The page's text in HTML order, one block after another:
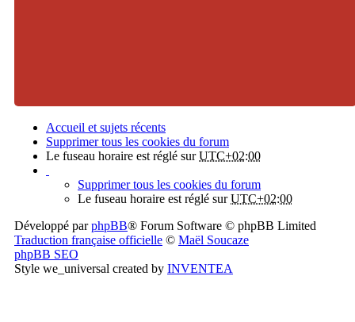
Accueil et sujets récents
Supprimer tous les cookies du forum
Le fuseau horaire est réglé surUTC+02:00
Supprimer tous les cookies du forum
Le fuseau horaire est réglé surUTC+02:00
Développé parphpBB® Forum Software © phpBB Limited
Traduction française officielle © Maël Soucaze
phpBB SEO
Style we_universal created by INVENTEA